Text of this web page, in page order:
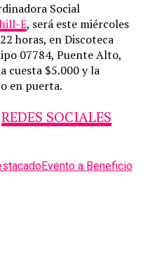
Social
E, será este miércoles
horas, en Discoteca
07784, Puente Alto,
cuesta $5.000 y la
o en puerta.
REDES SOCIALES
Evento a Beneficio